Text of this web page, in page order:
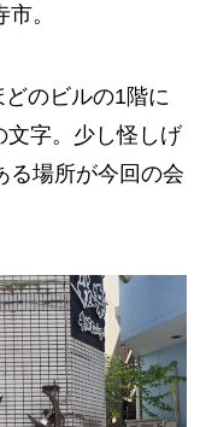
。
のビルの1階に
文字。少し怪しげ
る場所が今回の会